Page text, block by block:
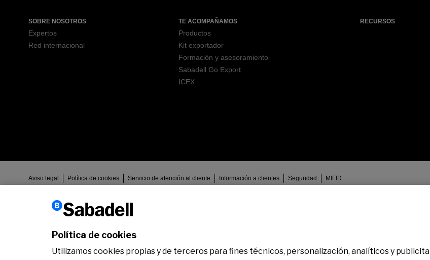
SOBRE NOSOTROS
Expertos
Red internacional
TE ACOMPAÑAMOS
Productos
Kit exportador
Formación y asesoramiento
Sabadell Go Export
ICEX
RECURSOS
Aviso legal Política de cookies Servicio de atención al cliente Información a clientes Seguridad MIFID
Banco de Sabadell, S.A., Plaça de Sant Roc nº 20, 08201 Sabadell (Barcelona), Inscrito en el Registro Mercantil de Barcelona en el Tomo/
sujeta a la supervisión del Banco de España e inscrita en el Registro administrativo especial con el número 0081. Para cualquier consulta puedes
Política de cookies
Utilizamos cookies propias y de terceros para fines técnicos, personalización, analíticos y